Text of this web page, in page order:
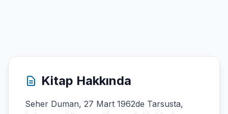
Kitap Hakkında
Seher Duman, 27 Mart 1962de Tarsusta,